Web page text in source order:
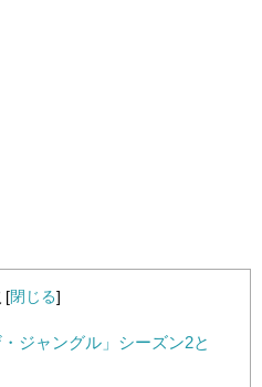
[閉じる]
ジャングル」シーズン2と